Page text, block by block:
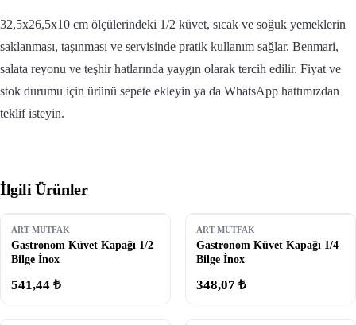
32,5x26,5x10 cm ölçülerindeki 1/2 küvet, sıcak ve soğuk yemeklerin
saklanması, taşınması ve servisinde pratik kullanım sağlar. Benmari,
salata reyonu ve teşhir hatlarında yaygın olarak tercih edilir. Fiyat ve
stok durumu için ürünü sepete ekleyin ya da WhatsApp hattımızdan
teklif isteyin.
İlgili Ürünler
ART MUTFAK
Gastronom Küvet Kapağı 1/2
Bilge İnox
541,44 ₺
ART MUTFAK
Gastronom Küvet Kapağı 1/4
Bilge İnox
348,07 ₺